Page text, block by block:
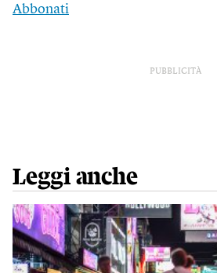
Abbonati
PUBBLICITÀ
Leggi anche